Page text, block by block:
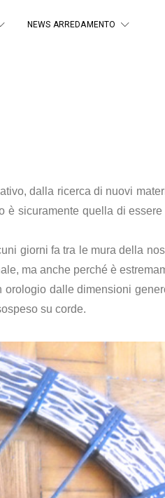
NEWS ARREDAMENTO
dalla ricerca di nuovi
è sicuramente quella di essere
giorni fa tra le mura della
ma anche perché è
dalle dimensioni
su corde.